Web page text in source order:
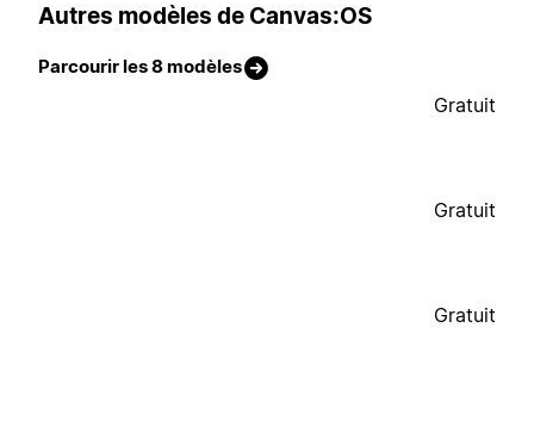
Autres modèles de Canvas:OS
Parcourir les 8 modèles
Gratuit
Gratuit
Gratuit